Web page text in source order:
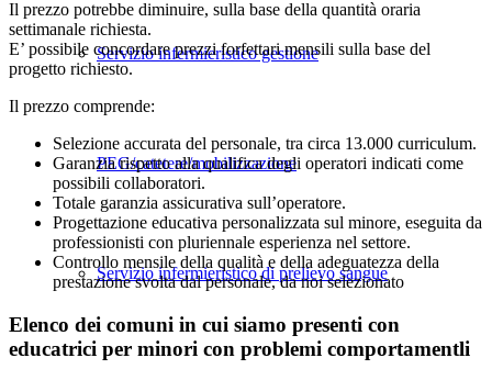
Servizio infermieristico gestione
PEG/catetere/mobilizzazione
Servizio infermieristico di prelievo sangue
Il prezzo potrebbe diminuire, sulla base della quantità oraria
settimanale richiesta.
E’ possibile concordare prezzi forfettari mensili sulla base del
progetto richiesto.
Il prezzo comprende:
Selezione accurata del personale, tra circa 13.000 curriculum.
Garanzia rispetto alla qualifica degli operatori indicati come
possibili collaboratori.
Totale garanzia assicurativa sull’operatore.
Progettazione educativa personalizzata sul minore, eseguita da
professionisti con pluriennale esperienza nel settore.
Controllo mensile della qualità e della adeguatezza della
prestazione svolta dal personale, da noi selezionato
Elenco dei comuni in cui siamo presenti con
educatrici per minori con problemi comportamentli